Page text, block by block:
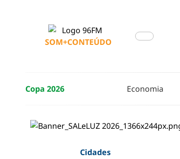
SOM+CONTEÚDO
Copa 2026 Economia
Cidades